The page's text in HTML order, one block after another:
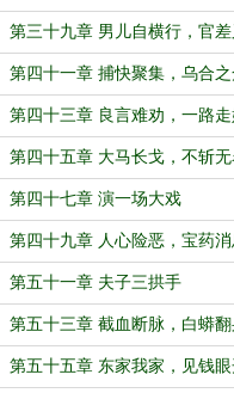
第三十九章 男儿自横行，官差
何？
第四十一章 捕快聚集，乌合
第四十三章 良言难劝，一路
第四十五章 大马长戈，不斩无
第四十七章 演一场大戏
第四十九章 人心险恶，宝药消
第五十一章 夫子三拱手
第五十三章 截血断脉，白蟒
第五十五章 东家我家，见钱